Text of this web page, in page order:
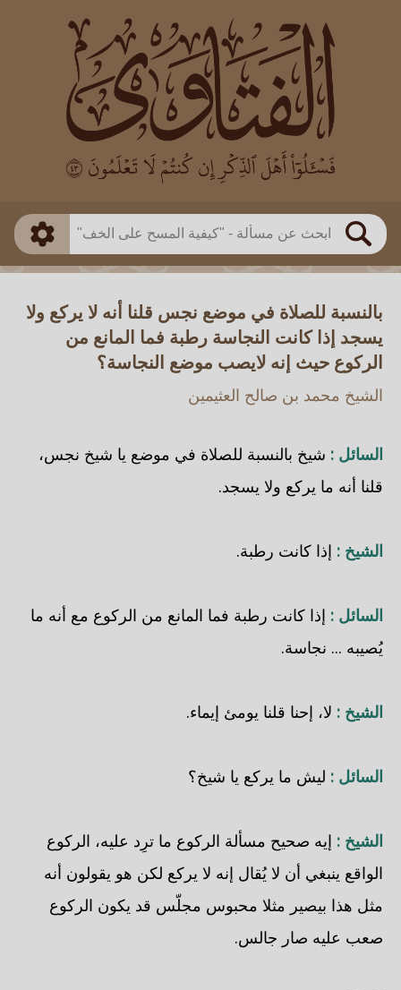
بحث
العالم
بن باز
بن العثيمين
اللجنة الدائمة
طريقة البحث
ذكي
بالنسبة للصلاة في موضع نجس قلنا أنه لا يركع ولا
يسجد إذا كانت النجاسة رطبة فما المانع من
الركوع حيث إنه لايصب موضع النجاسة؟
الشيخ محمد بن صالح العثيمين
السائل : شيخ بالنسبة للصلاة في موضع يا شيخ نجس،
قلنا أنه ما يركع ولا يسجد.
الشيخ : إذا كانت رطبة.
السائل : إذا كانت رطبة فما المانع من الركوع مع أنه ما
يُصيبه ... نجاسة.
الشيخ : لا، إحنا قلنا يومئ إيماء.
السائل : ليش ما يركع يا شيخ؟
الشيخ : إيه صحيح مسألة الركوع ما ترِد عليه، الركوع
الواقع ينبغي أن لا يُقال إنه لا يركع لكن هو يقولون أنه
مثل هذا بيصير مثلا محبوس مجلّس قد يكون الركوع
صعب عليه صار جالس.